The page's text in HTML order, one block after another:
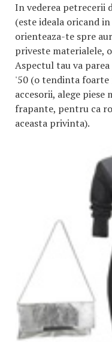
In vederea petrecerii
(este ideala oricand
orienteaza-te spre
priveste materialele,
Aspectul tau va
'50 (o tendinta foarte
accesorii, alege
frapante, pentru ca
aceasta privinta).